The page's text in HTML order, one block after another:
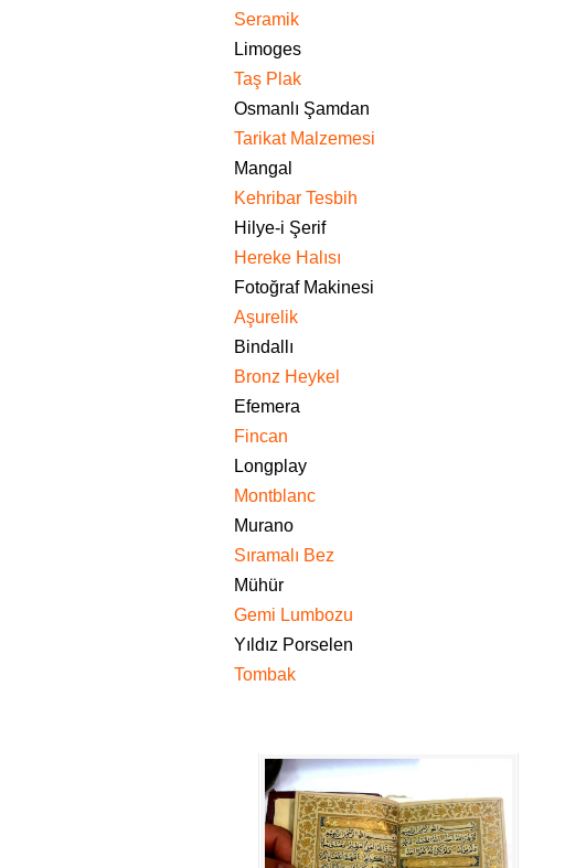
Seramik
Limoges
Taş Plak
Osmanlı Şamdan
Tarikat Malzemesi
Mangal
Kehribar Tesbih
Hilye-i Şerif
Hereke Halısı
Fotoğraf Makinesi
Aşurelik
Bindallı
Bronz Heykel
Efemera
Fincan
Longplay
Montblanc
Murano
Sıramalı Bez
Mühür
Gemi Lumbozu
Yıldız Porselen
Tombak